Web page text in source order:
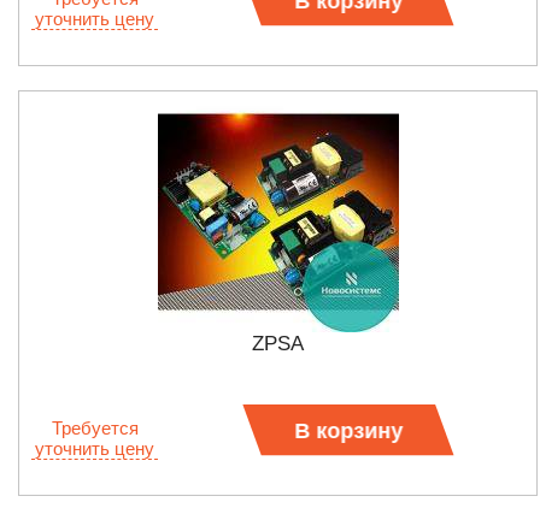
уточнить цену
ZPSA
Требуется
уточнить цену
В корзину